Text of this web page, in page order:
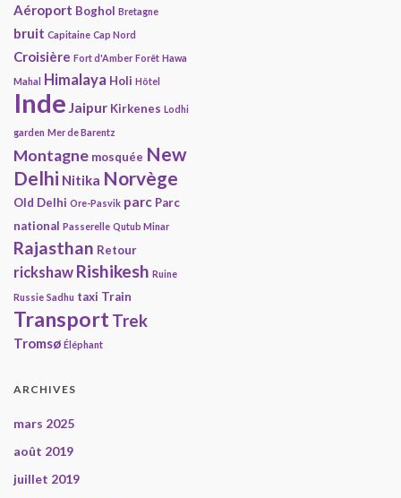
Aéroport Boghol Bretagne
bruit Capitaine Cap Nord
Croisière Fort d'Amber Forêt Hawa
Mahal
Himalaya Holi Hôtel
Inde Jaipur Kirkenes Lodhi
garden Mer de Barentz
Montagne mosquée New
Delhi Nitika Norvège
Old Delhi Ore-Pasvik parc Parc
national Passerelle Qutub Minar
Rajasthan Retour
rickshaw Rishikesh Ruine
Russie Sadhu taxi Train
Transport Trek
Tromsø Éléphant
ARCHIVES
mars 2025
août 2019
juillet 2019